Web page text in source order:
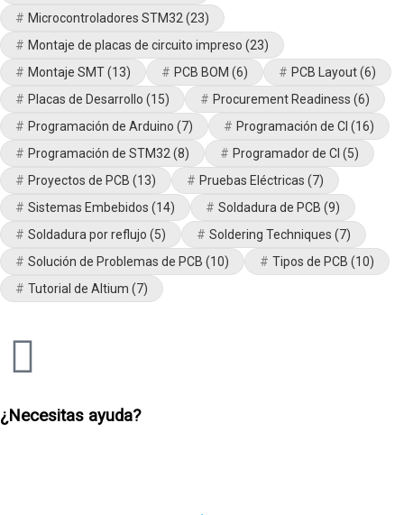
Microcontroladores STM32 (23)
Montaje de placas de circuito impreso (23)
Montaje SMT(13) PCB BOM (6) PCB Layout(6)
Placas de Desarrollo (15) Procurement Readiness (6)
Programación de Arduino (7) Programación de CI (16)
Programación de STM32 (8) Programador de CI (5)
Proyectos de PCB (13) Pruebas Eléctricas (7)
Sistemas Embebidos (14) Soldadura de PCB (9)
Soldadura por reflujo (5) Soldering Techniques (7)
Solución de Problemas de PCB (10) Tipos de PCB (10)
Tutorial de Altium (7)
¿Necesitas ayuda?